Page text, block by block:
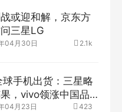
或迎和解，京东方
三星LG
04月30日 2.1k
球手机出货：三星略
，vivo领涨中国品
04月23日 423